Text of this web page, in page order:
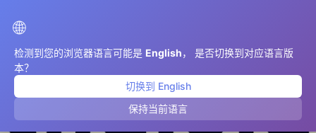
🌐
检测到您的浏览器语言可能是 English， 是否切换到对应语言版
本？
切换到 English
保持当前语言
【AI赋能工作流】一个程序员的